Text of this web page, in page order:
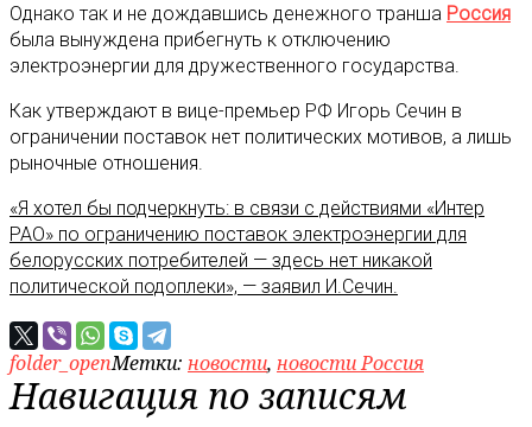
Однако так и не дождавшись денежного транша Россия
была вынуждена прибегнуть к отключению
электроэнергии для дружественного государства.
Как утверждают в вице-премьер РФ Игорь Сечин в
ограничении поставок нет политических мотивов, а лишь
рыночные отношения.
«Я хотел бы подчеркнуть: в связи с действиями «Интер
РАО» по ограничению поставок электроэнергии для
белорусских потребителей — здесь нет никакой
политической подоплеки», — заявил И.Сечин.
folder_openМетки: новости, новости Россия
Навигация по записям